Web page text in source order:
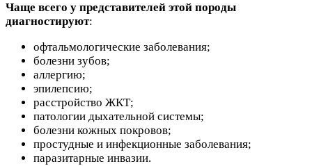
Чаще всего у представителей этой породы
диагностируют:
офтальмологические заболевания;
болезни зубов;
аллергию;
эпилепсию;
расстройство ЖКТ;
патологии дыхательной системы;
болезни кожных покровов;
простудные и инфекционные заболевания;
паразитарные инвазии.